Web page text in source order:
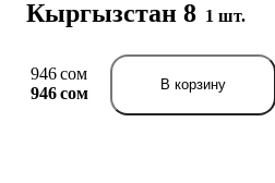
Кыргызстан 8 1 шт.
946 сом
946 сом
В корзину